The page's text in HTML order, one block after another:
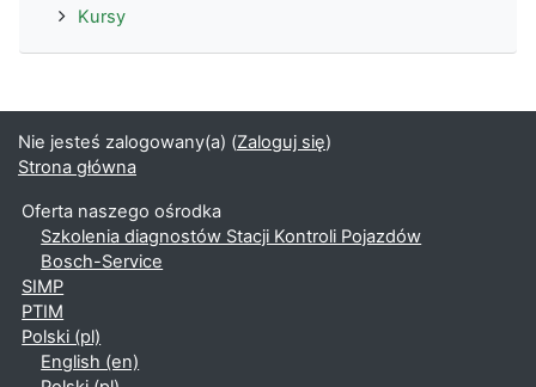
Kursy
Nie jesteś zalogowany(a) (Zaloguj się)
Strona główna
Oferta naszego ośrodka
Szkolenia diagnostów Stacji Kontroli Pojazdów
Bosch-Service
SIMP
PTIM
Polski ‎(pl)‎
English ‎(en)‎